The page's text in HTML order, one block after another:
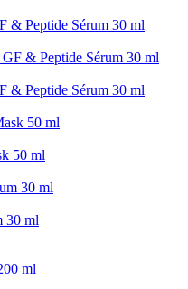
& Peptide Sérum 30 ml
& Peptide Sérum 30 ml
50 ml
30 ml